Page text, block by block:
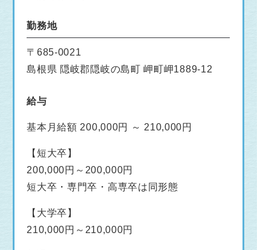
勤務地
〒685-0021
島根県 隠岐郡隠岐の島町 岬町岬1889-12
給与
基本月給額 200,000円 ～ 210,000円
【短大卒】
200,000円～200,000円
短大卒・専門卒・高専卒は同形態
【大学卒】
210,000円～210,000円